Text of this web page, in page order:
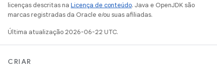
licenças descritas na Licença de conteúdo. Java e OpenJDK são
marcas registradas da Oracle e/ou suas afiliadas.
Última atualização 2026-06-22 UTC.
CRIAR